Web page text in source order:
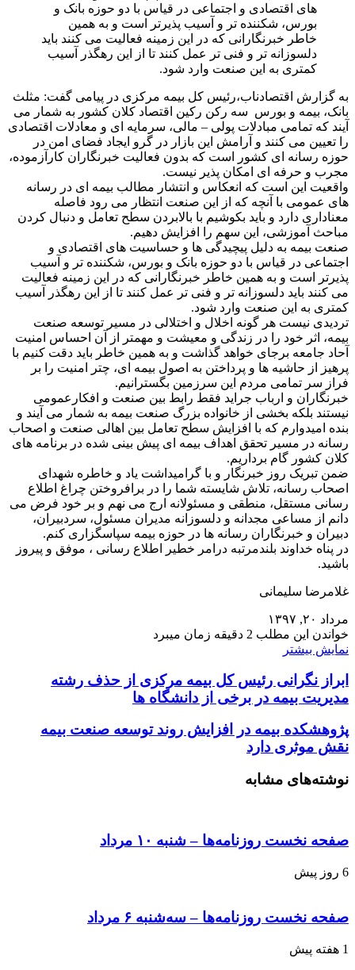
های اقتصادی و اجتماعی در قیاس با دو حوزه بانک و
بورس، شکننده تر و آسیب پذیرتر است و به همین
خاطر خبرنگارانی که در این زمینه فعالیت می کنند باید
دلسوزانه تر و فنی تر عمل کنند تا از این رهگذر آسیب
کمتری به این صنعت وارد شود.
به گزارش اقتصادناب،رئیس کل بیمه مرکزی در پیامی گفت: مثلث
بانک، بیمه و بورس سه رکن رکین اقتصاد کلان کشور به شمار می
آیند که تمامی مبادلات پولی – مالی، سرمایه ای و معادلات اقتصادی
را تعیین می کنند و آرامش این بازار در گرو ایجاد فضای امن در
حوزه رسانه ای کشور است که بدون فعالیت خبرنگاران کارآزموده،
مجرب و حرفه ای امکان پذیر نیست.
واقعیت این است که انعکاس و انتشار مطالب بیمه ای در رسانه
های عمومی با آنچه که از این صنعت انتظار می رود فاصله
معناداری دارد و باید بکوشیم با بالابردن سطح تعامل و دنبال کردن
مباحث آموزشی، این سهم را افزایش دهیم.
صنعت بیمه به دلیل پیچیدگی ها و حساسیت های اقتصادی و
اجتماعی در قیاس با دو حوزه بانک و بورس، شکننده تر و آسیب
پذیرتر است و به همین خاطر خبرنگارانی که در این زمینه فعالیت
می کنند باید دلسوزانه تر و فنی تر عمل کنند تا از این رهگذر آسیب
کمتری به این صنعت وارد شود.
تردیدی نیست هر گونه اخلال و اختلالی در مسیر توسعه صنعت
بیمه، اثر خود را در زندگی و معیشت و مهمتر از آن احساس امنیت
آحاد جامعه برجای خواهد گذاشت و به همین خاطر باید دقت کنیم با
پرهیز از حاشیه ها و پرداختن به اصول بیمه ای، چتر امنیت را بر
فراز سر تمامی مردم این سرزمین بگسترانیم.
خبرنگاران و ارباب جراید فقط رابط بین صنعت و افکارعمومی
نیستند بلکه بخشی از خانواده بزرگ صنعت بیمه به شمار می آیند و
بنده امیدوارم که با افزایش سطح تعامل بین اهالی صنعت و اصحاب
رسانه در مسیر تحقق اهداف بیمه ای پیش بینی شده در برنامه های
کلان کشور گام برداریم.
ضمن تبریک روز خبرنگار و با گرامیداشت یاد و خاطره شهدای
اصحاب رسانه، تلاش شایسته شما را در برافروختن چراغ اطلاع
رسانی مستقل، منطقی و مسئولانه ارج می نهم و بر خود فرض می
دانم از مساعی مجدانه و دلسوزانه مدیران مسئول، سردبیران،
دبیران و خبرنگاران رسانه ها در حوزه بیمه سپاسگزاری کنم.
در پناه خداوند بلندمرتبه درامر خطیر اطلاع رسانی ، موفق و پیروز
باشید.
غلامرضا سلیمانی
مرداد ۲۰, ۱۳۹۷
خواندن این مطلب 2 دقیقه زمان میبرد
نمایش بیشتر
ابراز نگرانی رئیس کل بیمه مرکزی از حذف رشته
مدیریت بیمه در برخی از دانشگاه ها
پژوهشکده بیمه در افزایش روند توسعه صنعت بیمه
نقش موثری دارد
نوشته‌های مشابه
صفحه نخست روزنامه‌ها – شنبه ۱۰ مرداد
6 روز پیش
صفحه نخست روزنامه‌ها – سه‌شنبه ۶ مرداد
1 هفته پیش